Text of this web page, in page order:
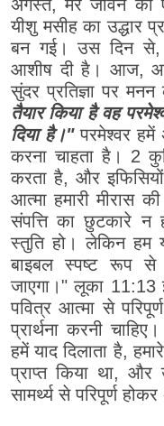
अगस्त, मेरे जीवन का
यीशु मसीह का उद्धार
बन गई। उस दिन से,
आशीष दी है। आज,
सुंदर प्रतिज्ञा पर मनन
तैयार किया है वह
दिया है।"परमेश्वर
करना चाहता है। 2
करता है, और
आत्मा हमारी मीरास
संपत्ति का छुटकारे न
स्तुति हो। लेकिन हम
बाइबल स्पष्ट रूप से
जाएगा।" लूका 11:13
पवित्र आत्मा से
प्रार्थना करनी
हमें याद दिलाता है,
प्राप्त किया था, और
सामर्थ्य से परिपूर्ण